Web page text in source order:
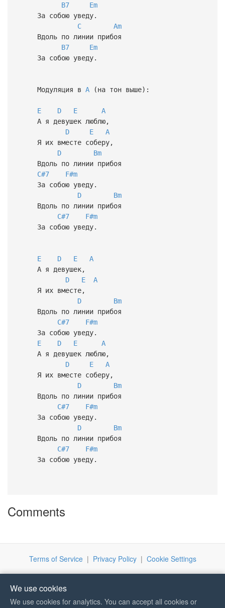
B7
Em
За собою уведу.
C
Am
Вдоль по линии прибоя
B7
Em
За собою уведу.
Модуляция в A(на тон выше):
E D E
A
А я девушек люблю,
D
E
A
Я их вместе соберу,
D
Bm
Вдоль по линии прибоя
C#7
F#m
За собою уведу.
D
Bm
Вдоль по линии прибоя
C#7
F#m
За собою уведу.
E D E
A
А я девушек,
D
E
A
Я их вместе,
D
Bm
Вдоль по линии прибоя
C#7
F#m
За собою уведу.
E
D E
A
А я девушек люблю,
D
E
A
Я их вместе соберу,
D
Bm
Вдоль по линии прибоя
C#7
F#m
За собою уведу.
D
Bm
Вдоль по линии прибоя
C#7
F#m
За собою уведу.
Comments
Terms of Service| Privacy Policy| Cookie Settings
We use cookies
We use cookies for analytics. You can accept all cookies or